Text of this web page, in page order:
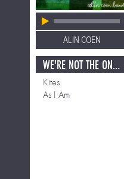
ALIN COEN
WE'RE NOT THE ONES WE THOUGHT WE WERE
Kites
As I Am